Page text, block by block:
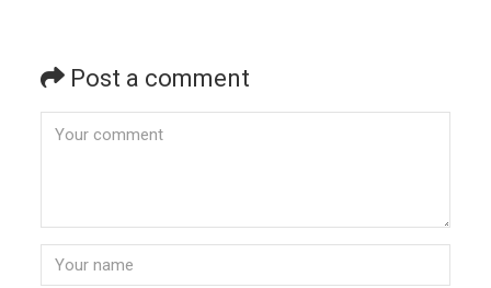
Post a comment